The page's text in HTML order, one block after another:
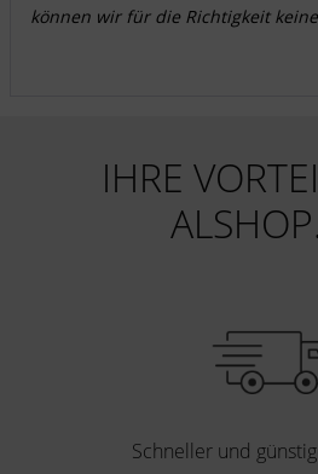
können wir für die Richtigkeit
IHRE
Schneller und